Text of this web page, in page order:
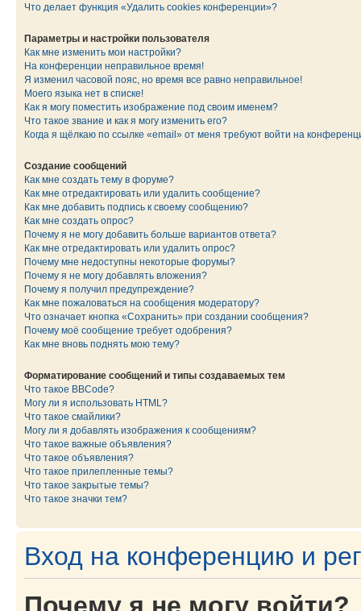
Что делает функция «Удалить cookies конференции»?
Параметры и настройки пользователя
Как мне изменить мои настройки?
На конференции неправильное время!
Я изменил часовой пояс, но время все равно неправильное!
Моего языка нет в списке!
Как я могу поместить изображение под своим именем?
Что такое звание и как я могу изменить его?
Когда я щёлкаю по ссылке «email» от меня требуют войти на
Создание сообщений
Как мне создать тему в форуме?
Как мне отредактировать или удалить сообщение?
Как мне добавить подпись к своему сообщению?
Как мне создать опрос?
Почему я не могу добавить больше вариантов ответа?
Как мне отредактировать или удалить опрос?
Почему мне недоступны некоторые форумы?
Почему я не могу добавлять вложения?
Почему я получил предупреждение?
Как мне пожаловаться на сообщения модератору?
Что означает кнопка «Сохранить» при создании сообщения?
Почему моё сообщение требует одобрения?
Как мне вновь поднять мою тему?
Форматирование сообщений и типы создаваемых тем
Что такое BBCode?
Могу ли я использовать HTML?
Что такое смайлики?
Могу ли я добавлять изображения к сообщениям?
Что такое важные объявления?
Что такое объявления?
Что такое прилепленные темы?
Что такое закрытые темы?
Что такое значки тем?
Вход на конференцию и
Почему я не могу войти?